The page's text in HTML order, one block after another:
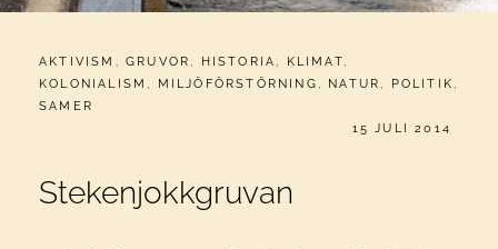
CATEGORIES:
AKTIVISM ,GRUVOR , HISTORIA , KLIMAT,
KOLONIALISM , MILJÖFÖRSTÖRNING , NATUR , POLITIK ,
SAMER
PUBLICERAT
15 JULI 2014
Stekenjokkgruvan